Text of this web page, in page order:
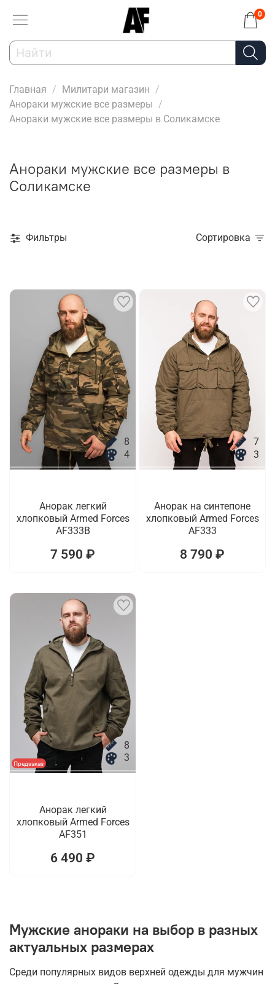
0
Главная
Милитари магазин
Анораки мужские все размеры
Анораки мужские все размеры в Соликамске
Анораки мужские все размеры в
Соликамске
Фильтры Сортировка
8
4
Анорак легкий
хлопковый Armed Forces
AF333B
7 590 ₽
7
3
Анорак на синтепоне
хлопковый Armed Forces
AF333
8 790 ₽
Предзаказ
8
3
Анорак легкий
хлопковый Armed Forces
AF351
6 490 ₽
Мужские анораки на выбор в разных
актуальных размерах
Среди популярных видов верхней одежды для мужчин